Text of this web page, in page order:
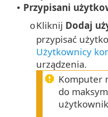
• Przypisani
oKliknij Dodaj
przypisać
Użytkownicy
urządzenia.
Komputer
do